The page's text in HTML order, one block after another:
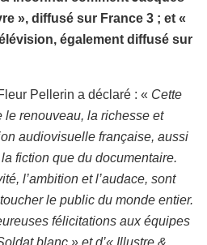
», diffusé sur France 3 ; et «
également diffusé sur
Pellerin a déclaré : « Cette
le renouveau, la richesse et
audiovisuelle française, aussi
fiction que du documentaire.
l’ambition et l’audace, sont
le public du monde entier.
félicitations aux équipes
blanc » et d’« Illustre &